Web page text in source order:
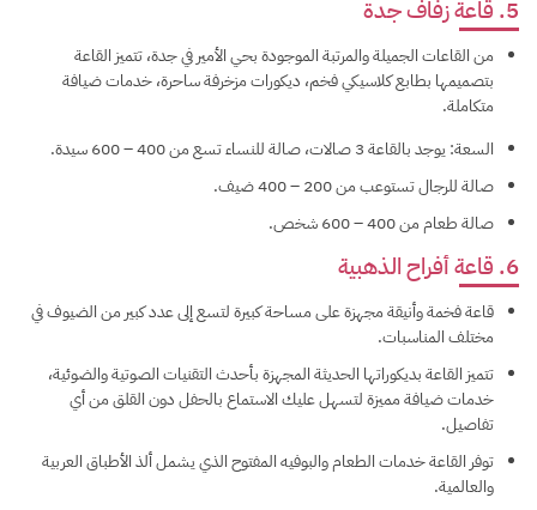
5. قاعة زفاف جدة
من القاعات الجميلة والمرتبة الموجودة بحي الأمير في جدة، تتميز القاعة
بتصميمها بطابع كلاسيكي فخم، ديكورات مزخرفة ساحرة، خدمات ضيافة
متكاملة.
السعة: يوجد بالقاعة 3 صالات، صالة للنساء تسع من 400 – 600 سيدة.
صالة للرجال تستوعب من 200 – 400 ضيف.
صالة طعام من 400 – 600 شخص.
6. قاعة أفراح الذهبية
قاعة فخمة وأنيقة مجهزة على مساحة كبيرة لتسع إلى عدد كبير من الضيوف في
مختلف المناسبات.
تتميز القاعة بديكوراتها الحديثة المجهزة بأحدث التقنيات الصوتية والضوئية،
خدمات ضيافة مميزة لتسهل عليك الاستماع بالحفل دون القلق من أي
تفاصيل.
توفر القاعة خدمات الطعام والبوفيه المفتوح الذي يشمل ألذ الأطباق العربية
والعالمية.